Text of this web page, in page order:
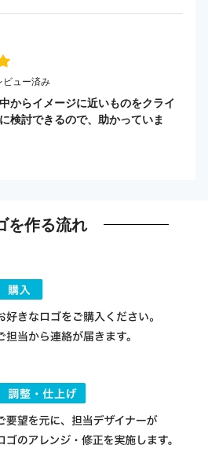
ュー済み
からイメージに近いものをクライ
検討できるので、助かっていま
を作る流れ